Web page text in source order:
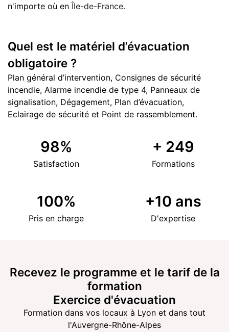
n'importe où en Île-de-France.
Quel est le matériel d’évacuation
obligatoire ?
Plan général d’intervention, Consignes de sécurité
incendie, Alarme incendie de type 4, Panneaux de
signalisation, Dégagement, Plan d’évacuation,
Eclairage de sécurité et Point de rassemblement.
98%
Satisfaction
+ 249
Formations
100%
Pris en charge
+10 ans
D'expertise
Recevez le programme et le tarif de la
formation
Exercice d'évacuation
Formation dans vos locaux à Lyon et dans tout
l'Auvergne-Rhône-Alpes